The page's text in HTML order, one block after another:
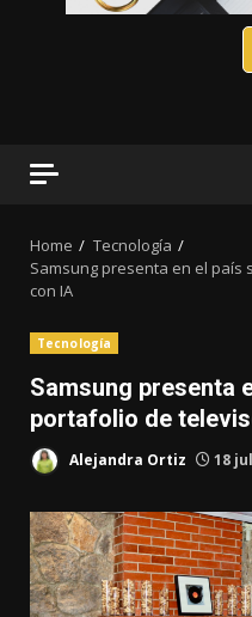
Home
Tecnología
Samsung presenta en el
con IA
Tecnología
Samsung presenta
portafolio de
Alejandra Ortiz 18